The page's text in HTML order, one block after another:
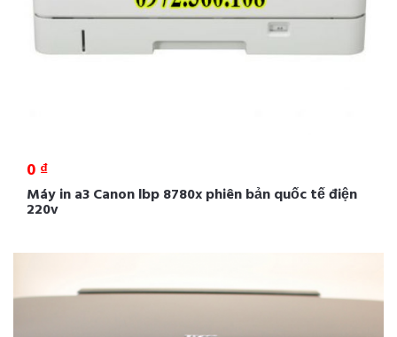
0 ₫
Máy in a3 Canon lbp 8780x phiên bản quốc tế điện
220v